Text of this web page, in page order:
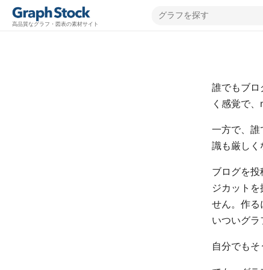
高品質なグラフ・図表の素材サイト
誰でもブロ
く感覚で
一方で、誰
識も厳しく
ブログを
ジカット
せん。作る
いついグ
自分でもそ